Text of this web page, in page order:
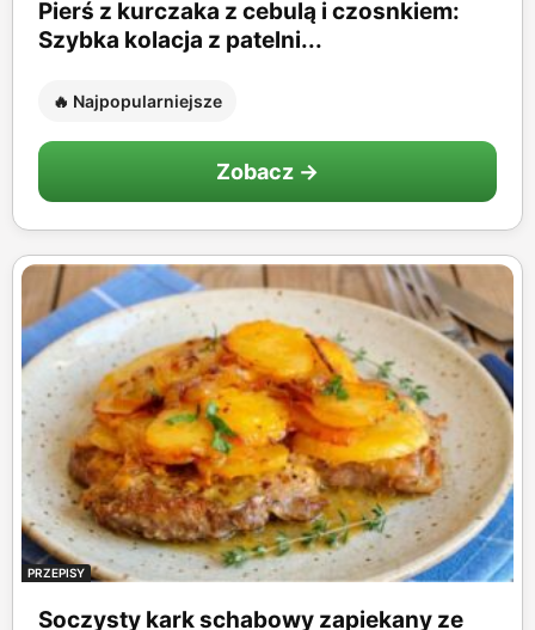
Pierś z kurczaka z cebulą i czosnkiem:
Szybka kolacja z patelni...
🔥 Najpopularniejsze
Zobacz →
PRZEPISY
Soczysty kark schabowy zapiekany ze